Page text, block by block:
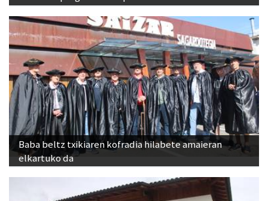
Baba beltz txikiaren kofradia hilabete amaieran
elkartuko da